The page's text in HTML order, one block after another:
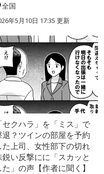
全国
年5月10日 17:35 更新
セクハラ」を「ミス」で
退？ツインの部屋を予約
た上司、女性部下の切れ
鋭い反撃にに「スカッと
た」の声【作者に聞く】